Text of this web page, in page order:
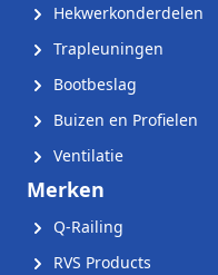
Hekwerkonderdelen
Trapleuningen
Bootbeslag
Buizen en Profielen
Ventilatie
Merken
Q-Railing
RVS Products